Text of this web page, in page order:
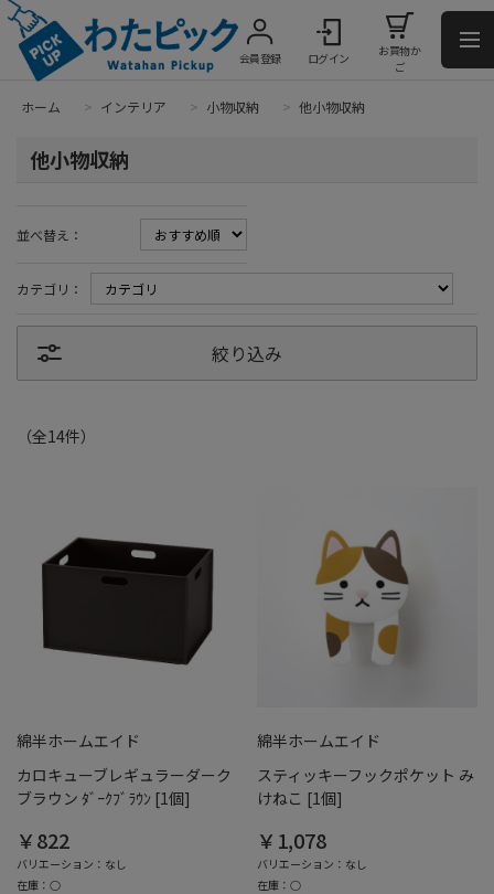
会員登録 ログイン
お買物か
ご
ホーム > インテリア > 小物収納 > 他小物収納
他小物収納
並べ替え：
カテゴリ：
絞り込み
（全14件）
綿半ホームエイド
カロキューブレギュラーダーク
ブラウン ﾀﾞｰｸﾌﾞﾗｳﾝ [1個]
￥822
バリエーション：なし
在庫：○
綿半ホームエイド
スティッキーフックポケット み
けねこ [1個]
￥1,078
バリエーション：なし
在庫：○